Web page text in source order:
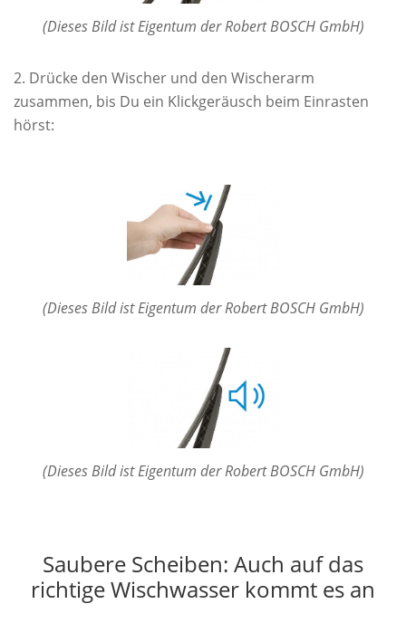
(Dieses Bild ist Eigentum der Robert BOSCH GmbH)
Drücke den Wischer und den Wischerarm
zusammen, bis Du ein Klickgeräusch beim Einrasten
hörst:
(Dieses Bild ist Eigentum der Robert BOSCH GmbH)
(Dieses Bild ist Eigentum der Robert BOSCH GmbH)
Saubere Scheiben: Auch auf das
richtige Wischwasser kommt es an